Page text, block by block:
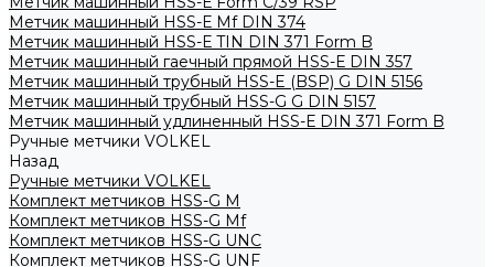
Метчик машинный HSS-Е Mf DIN 374
Метчик машинный HSS-Е TIN DIN 371 Form B
Метчик машинный гаечный прямой HSS-Е DIN 357
Метчик машинный трубный HSS-E (BSP) G DIN 5156
Метчик машинный трубный HSS-G G DIN 5157
Метчик машинный удлиненный HSS-Е DIN 371 Form B
Ручные метчики VOLKEL
Назад
Ручные метчики VOLKEL
Комплект метчиков HSS-G M
Комплект метчиков HSS-G Mf
Комплект метчиков HSS-G UNC
Комплект метчиков HSS-G UNF